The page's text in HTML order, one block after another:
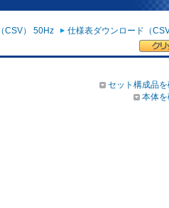
CSV） 50Hz 仕様表ダウンロード（
セット構成品
本体